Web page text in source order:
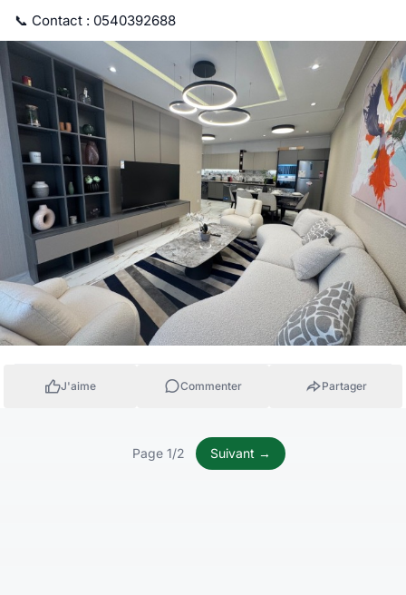
📞 Contact : 0540392688
J'aime Commenter Partager
Page 1/2 Suivant →